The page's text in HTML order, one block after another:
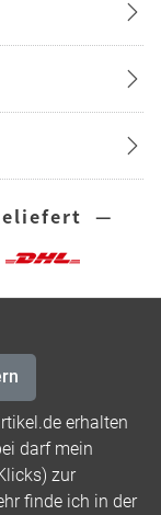
—
erhalten
darf mein
zur
finde ich in der